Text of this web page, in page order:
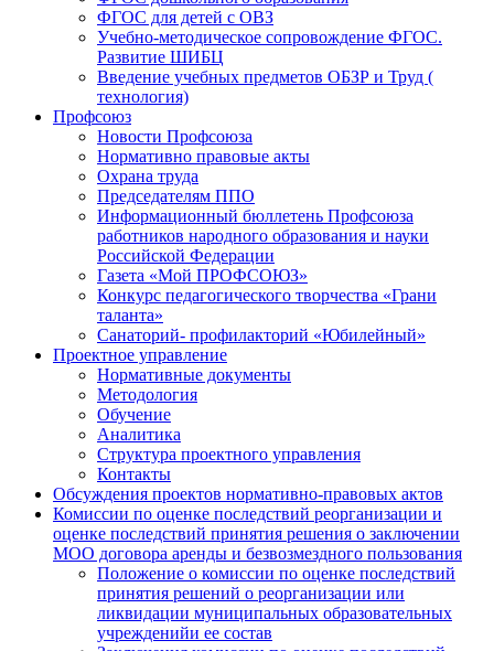
ФГОС для детей с ОВЗ
Учебно-методическое сопровождение ФГОС.
Развитие ШИБЦ
Введение учебных предметов ОБЗР и Труд (
технология)
Профсоюз
Новости Профсоюза
Нормативно правовые акты
Охрана труда
Председателям ППО
Информационный бюллетень Профсоюза
работников народного образования и науки
Российской Федерации
Газета «Мой ПРОФСОЮЗ»
Конкурс педагогического творчества «Грани
таланта»
Санаторий- профилакторий «Юбилейный»
Проектное управление
Нормативные документы
Методология
Обучение
Аналитика
Структура проектного управления
Контакты
Обсуждения проектов нормативно-правовых актов
Комиссии по оценке последствий реорганизации и
оценке последствий принятия решения о заключении
МОО договора аренды и безвозмездного пользования
Положение о комиссии по оценке последствий
принятия решений о реорганизации или
ликвидации муниципальных образовательных
учрежденийи ее состав